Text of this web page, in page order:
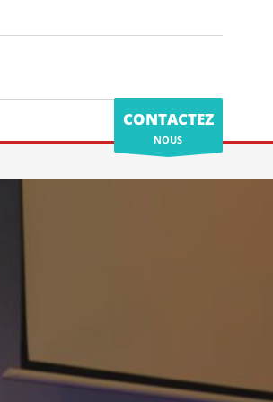
CONTACTEZ
NOUS